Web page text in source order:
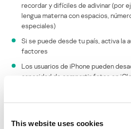
This website uses cookies
recordar y difíciles de adivinar (por
lengua materna con espacios,
especiales)
Si se puede desde tu país, activa la
factores
Los usuarios de iPhone pueden
capacidad de compartir fotos en
iPhone también pueden eliminar las